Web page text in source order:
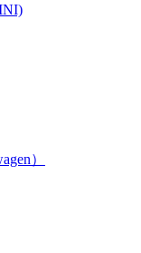
）